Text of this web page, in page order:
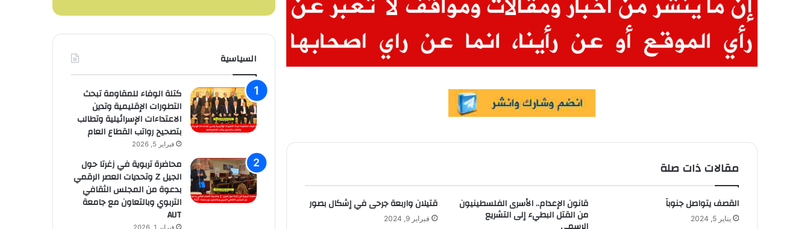
مقالات ذات صلة
القصف يتواصل جنوباً
يناير 5, 2024
قانون الإعدام.. الأسرى الفلسطينيون
من القتل البطيء إلى التشريع
قتيلان واربعة جرحى في إشكال بصور
فبراير 9, 2024
السياسية
كتلة الوفاء للمقاومة تبحث
التطورات الإقليمية وتدين
الاعتداءات الإسرائيلية وتطالب
بتصحيح رواتب القطاع العام
فبراير 5, 2026
محاضرة تربوية في زغرتا حول
الجيل Z وتحديات العصر الرقمي
بدعوة من المجلس الثقافي
التربوي وبالتعاون مع جامعة
AUT
فبراير 1, 2026